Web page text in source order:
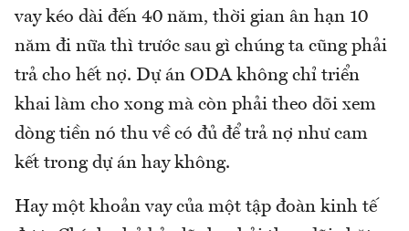
vay kéo dài đến 40 năm, thời gian ân hạn 10
năm đi nữa thì trước sau gì chúng ta cũng phải
trả cho hết nợ. Dự án ODA không chỉ triển
khai làm cho xong mà còn phải theo dõi xem
dòng tiền nó thu về có đủ để trả nợ như cam
kết trong dự án hay không.
Hay một khoản vay của một tập đoàn kinh tế